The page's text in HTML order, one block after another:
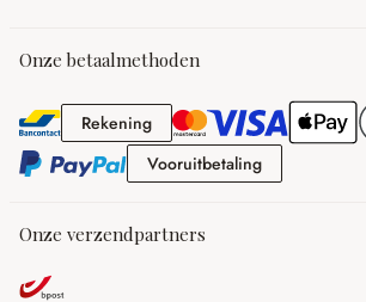
Onze betaalmethoden
RekeningRekening
VooruitbetalingVooruitbetaling
Onze verzendpartners